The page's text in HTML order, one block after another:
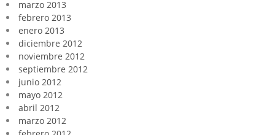
marzo 2013
febrero 2013
enero 2013
diciembre 2012
noviembre 2012
septiembre 2012
junio 2012
mayo 2012
abril 2012
marzo 2012